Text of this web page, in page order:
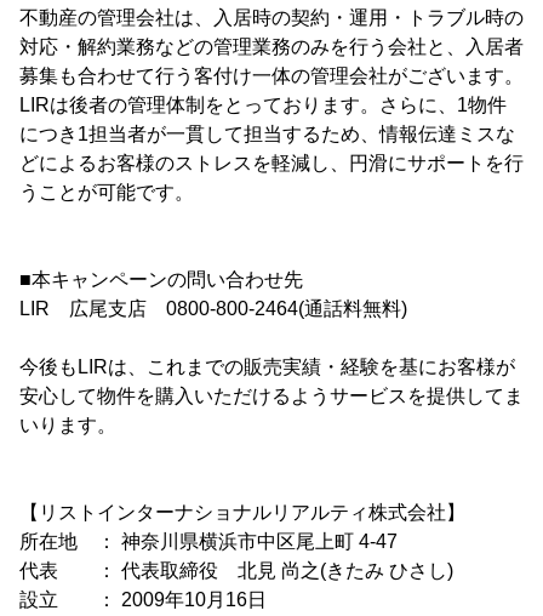
不動産の管理会社は、入居時の契約・運用・トラブル時の
対応・解約業務などの管理業務のみを行う会社と、入居者
募集も合わせて行う客付け一体の管理会社がございます。
LIRは後者の管理体制をとっております。さらに、1物件
につき1担当者が一貫して担当するため、情報伝達ミスな
どによるお客様のストレスを軽減し、円滑にサポートを行
うことが可能です。
■本キャンペーンの問い合わせ先
LIR 広尾支店 0800-800-2464(通話料無料)
今後もLIRは、これまでの販売実績・経験を基にお客様が
安心して物件を購入いただけるようサービスを提供してま
いります。
【リストインターナショナルリアルティ株式会社】
所在地 ： 神奈川県横浜市中区尾上町 4-47
代表 ： 代表取締役 北見 尚之(きたみ ひさし)
設立 ： 2009年10月16日